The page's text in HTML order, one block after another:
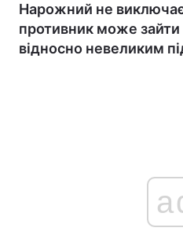
Нарожний не виключає
противник може зайти
відносно невеликим